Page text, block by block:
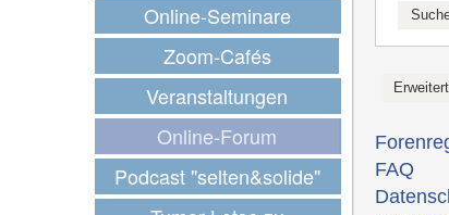
Online-Seminare
Zoom-Cafés
Veranstaltungen
Online-Forum
Podcast "selten&solide"
FAQ